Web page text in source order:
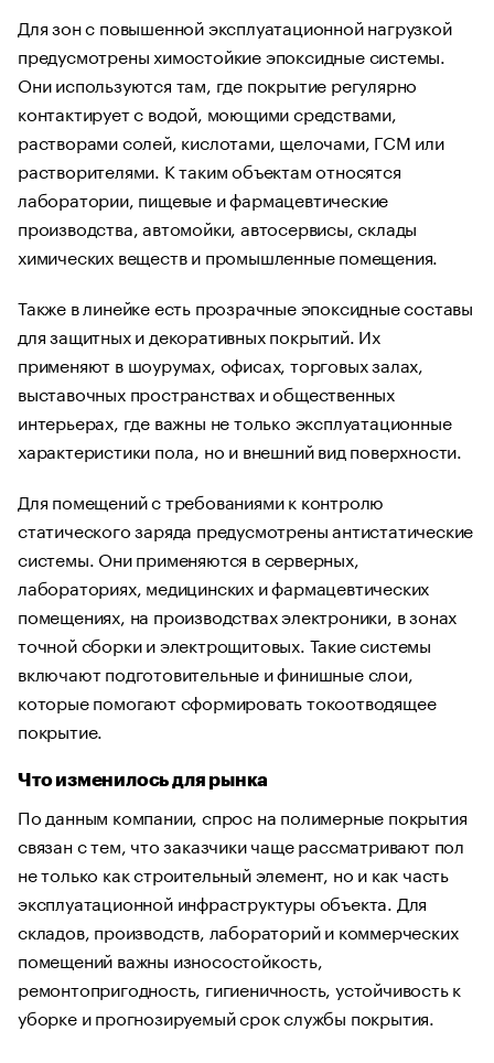
Для зон с повышенной эксплуатационной нагрузкой
предусмотрены химостойкие эпоксидные системы.
Они используются там, где покрытие регулярно
контактирует с водой, моющими средствами,
растворами солей, кислотами, щелочами, ГСМ или
растворителями. К таким объектам относятся
лаборатории, пищевые и фармацевтические
производства, автомойки, автосервисы, склады
химических веществ и промышленные помещения.
Также в линейке есть прозрачные эпоксидные составы
для защитных и декоративных покрытий. Их
применяют в шоурумах, офисах, торговых залах,
выставочных пространствах и общественных
интерьерах, где важны не только эксплуатационные
характеристики пола, но и внешний вид поверхности.
Для помещений с требованиями к контролю
статического заряда предусмотрены антистатические
системы. Они применяются в серверных,
лабораториях, медицинских и фармацевтических
помещениях, на производствах электроники, в зонах
точной сборки и электрощитовых. Такие системы
включают подготовительные и финишные слои,
которые помогают сформировать токоотводящее
покрытие.
Что изменилось для рынка
По данным компании, спрос на полимерные покрытия
связан с тем, что заказчики чаще рассматривают пол
не только как строительный элемент, но и как часть
эксплуатационной инфраструктуры объекта. Для
складов, производств, лабораторий и коммерческих
помещений важны износостойкость,
ремонтопригодность, гигиеничность, устойчивость к
уборке и прогнозируемый срок службы покрытия.